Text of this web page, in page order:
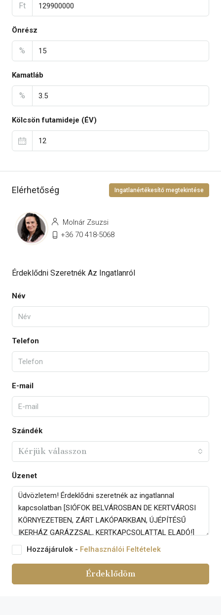
Ft
Önrész
%
Kamatláb
%
Kölcsön futamideje (ÉV)
Elérhetőség Ingatlanértékesítő megtekintése
Molnár Zsuzsi
+36 70 418-5068
Érdeklődni Szeretnék Az Ingatlanról
Név
Telefon
E-mail
Szándék
Kérjük válasszon
Üzenet
Hozzájárulok - Felhasználói Feltételek
Érdeklődöm